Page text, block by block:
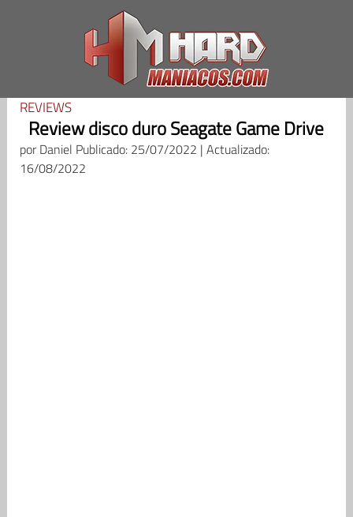
REVIEWS
Review disco duro Seagate Game Drive
porDaniel Publicado: 25/07/2022 | Actualizado:
16/08/2022